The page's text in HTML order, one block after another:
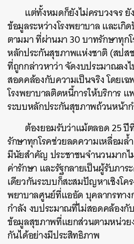
แต่ทั้งหมดก็ยังไม่ครบวงจร
ข้อมูลระหว่างโรงพยาบาล และเกิ
ตามมา ที่ผ่านมา 30 บาทรักษาทุก
หลักประกันสุขภาพแห่งชาติ (สปส
ที่ถูกกล่าวหาว่า จัดงบประมาณลง
สอดคล้องกับความเป็นจริง โดยเ
โรงพยาบาลติดหนี้การให้บริการ
ระบบหลักประกันสุขภาพถ้วนหน้า
ต้องยอมรับว่าแม้ตลอด 25 ปี
รักษาทุกโรคช่วยลดความเหลื่อมล้
มีนัยสำคัญ ประชาชนจำนวนมากไ
ค่ารักษา และรัฐกลายเป็นผู้รับภา
เดียวกันระบบก็สะสมปัญหาเชิงโคร
พยาบาลศูนย์ที่แออัด บุคลากรทา
กำลัง งบประมาณที่ไม่สอดคล้องกั
ข้อมูลสุขภาพที่แยกส่วนตามหน่วย
กันได้อย่างมีประสิทธิภาพ